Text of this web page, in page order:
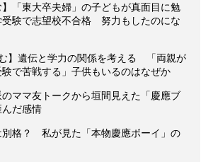
】「東大卒夫婦」の子どもが真面目に勉
受験で志望校不合格 努力もしたのにな
む】遺伝と学力の関係を考える 「両親が
で苦戦する」子供もいるのはなぜか
ママ友トークから垣間見えた「慶應ブ
だ感情
別格？ 私が見た「本物慶應ボーイ」の